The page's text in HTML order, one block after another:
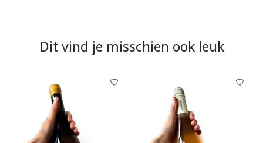
Dit vind je misschien ook leuk
Items van productcarrousel